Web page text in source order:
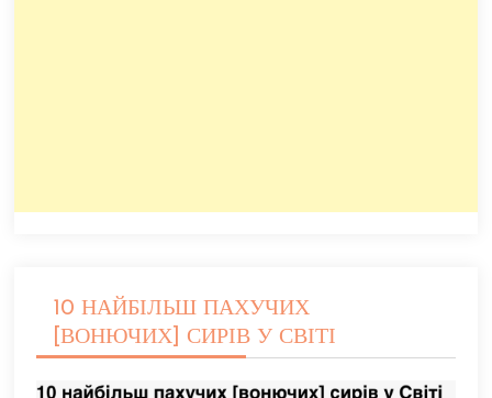
10 НАЙБІЛЬШ ПАХУЧИХ
[ВОНЮЧИХ] СИРІВ У СВІТІ